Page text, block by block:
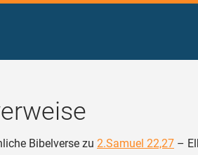
Bibelverse zu 2.Samuel 22,27 –